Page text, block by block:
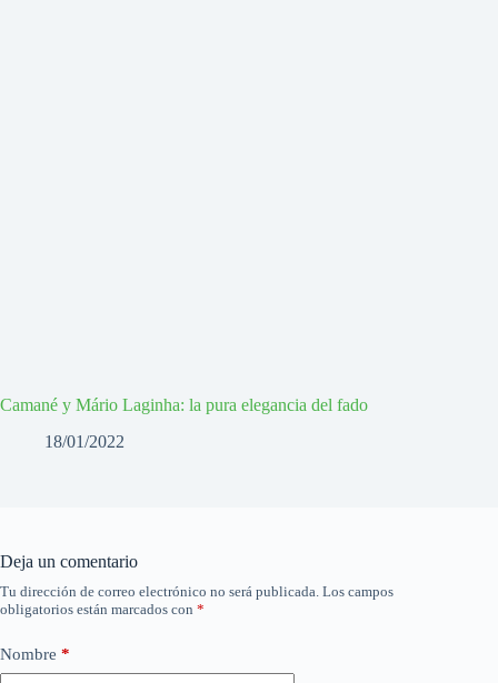
Camané y Mário Laginha: la pura elegancia del fado
18/01/2022
Deja un comentario
Tu dirección de correo electrónico no será publicada. Los campos
obligatorios están marcados con *
Nombre *